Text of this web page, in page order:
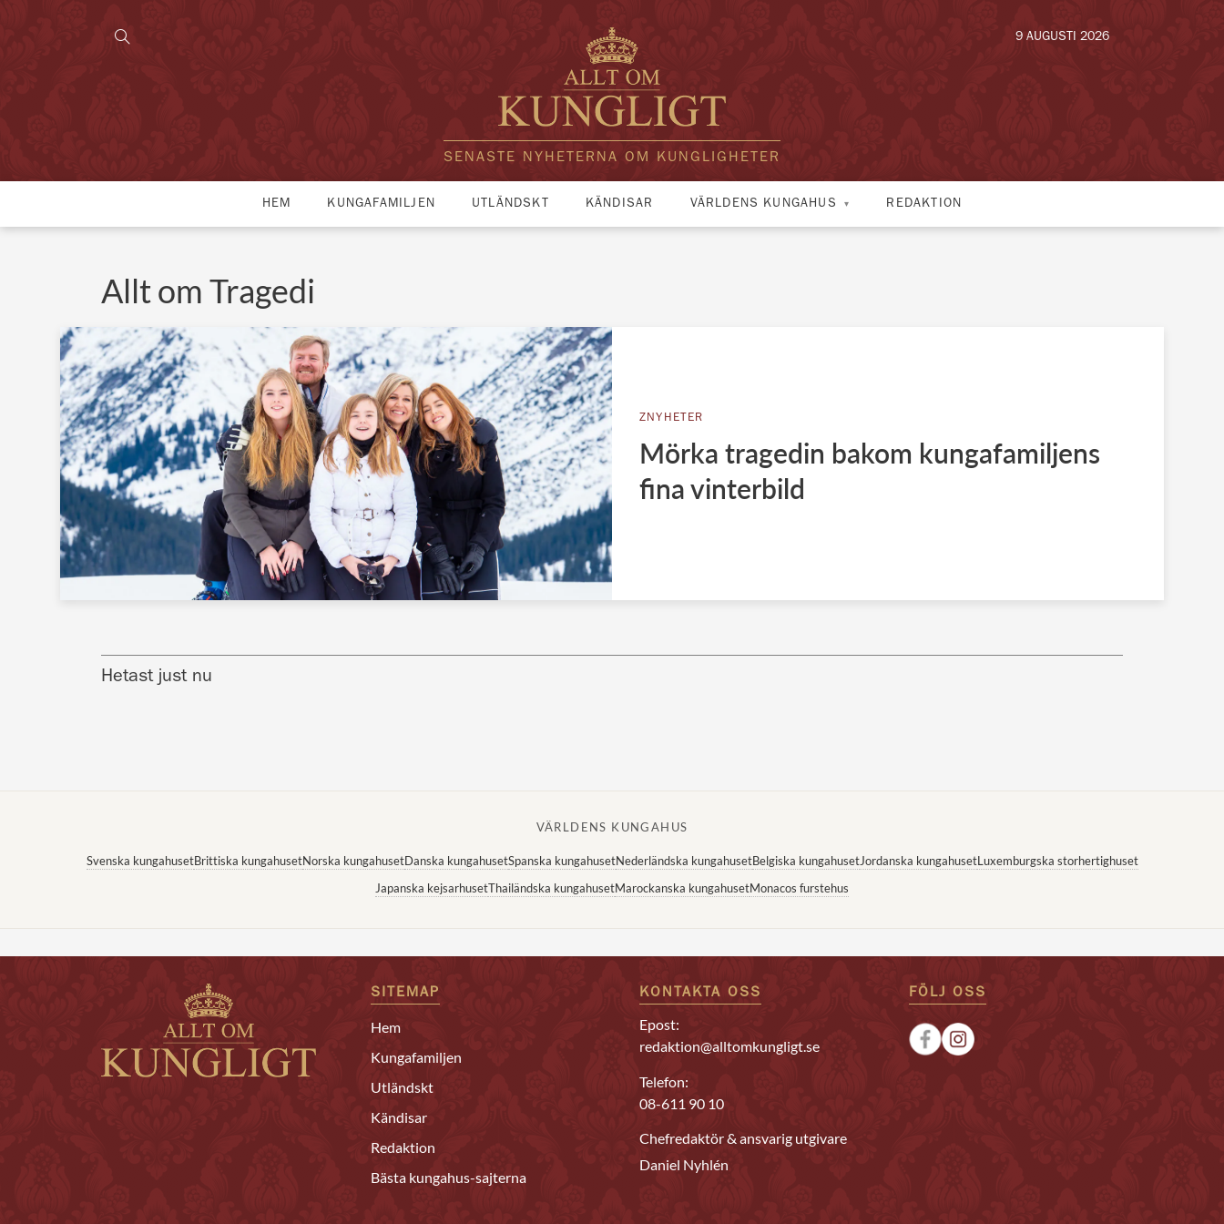
SENASTE NYHETERNA OM KUNGLIGHETER
9 AUGUSTI 2026
HEM KUNGAFAMILJEN UTLÄNDSKT KÄNDISAR VÄRLDENS KUNGAHUS REDAKTION
Allt om Tragedi
ZNYHETER
Mörka tragedin bakom kungafamiljens
fina vinterbild
Hetast just nu
VÄRLDENS KUNGAHUS
Svenska kungahusetBrittiska kungahusetNorska kungahusetDanska kungahusetSpanska kungahusetNederländska kungahusetBelgiska kungahusetJordanska kungahusetLuxemburgska storhertighuset
Japanska kejsarhusetThailändska kungahusetMarockanska kungahusetMonacos furstehus
SITEMAP
Hem
Kungafamiljen
Utländskt
Kändisar
Redaktion
Bästa kungahus-sajterna
KONTAKTA OSS
Epost:
redaktion@alltomkungligt.se
Telefon:
08-611 90 10
Chefredaktör & ansvarig utgivare
Daniel Nyhlén
FÖLJ OSS